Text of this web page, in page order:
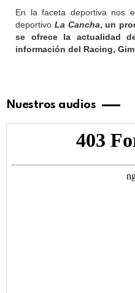
En la faceta deportiva nos
deportivo La Cancha, un
se ofrece la actualidad
información del Racing,
Nuestros audios